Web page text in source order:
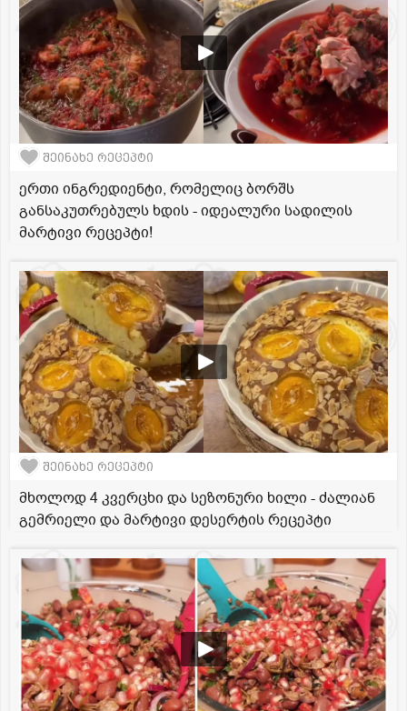
შეინახე რეცეპტი
ერთი ინგრედიენტი, რომელიც ბორშს
განსაკუთრებულს ხდის - იდეალური სადილის
მარტივი რეცეპტი!
შეინახე რეცეპტი
მხოლოდ 4 კვერცხი და სეზონური ხილი - ძალიან
გემრიელი და მარტივი დესერტის რეცეპტი